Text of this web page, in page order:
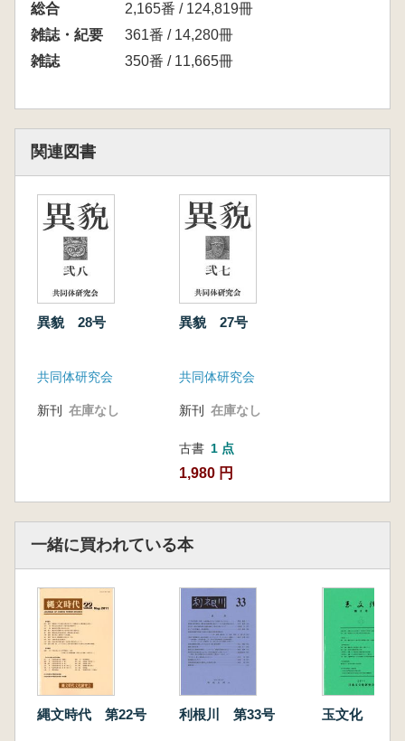
総合
2,165番 / 124,819冊
雑誌・紀要
361番 / 14,280冊
雑誌
350番 / 11,665冊
関連図書
異貌 28号
共同体研究会
新刊 在庫なし
異貌 27号
共同体研究会
新刊 在庫なし
古書 1 点
1,980 円
一緒に買われている本
縄文時代 第22号 利根川 第33号 玉文化 第8